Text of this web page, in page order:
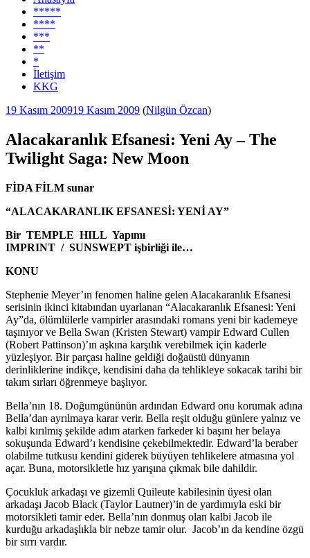
*****
****
***
**
*
İletişim
KKG
Yayım
19 Kasım 200919 Kasım 2009 (Nilgün Özcan)
Alacakaranlık Efsanesi: Yeni Ay – The
Twilight Saga: New Moon
FİDA FİLM sunar
“ALACAKARANLIK EFSANESİ: YENİ AY”
Bir TEMPLE HILL Yapımı
IMPRINT / SUNSWEPT işbirliği ile…
KONU
Stephenie Meyer’ın fenomen haline gelen Alacakaranlık Efsanesi
serisinin ikinci kitabından uyarlanan “Alacakaranlık Efsanesi: Yeni
Ay”da, ölümlülerle vampirler arasındaki romans yeni bir kademeye
taşınıyor ve Bella Swan (Kristen Stewart) vampir Edward Cullen
(Robert Pattinson)’ın aşkına karşılık verebilmek için kaderle
yüzleşiyor. Bir parçası haline geldiği doğaüstü dünyanın
derinliklerine indikçe, kendisini daha da tehlikleye sokacak tarihi bir
takım sırları öğrenmeye başlıyor.
Bella’nın 18. Doğumgününün ardından Edward onu korumak adına
Bella’dan ayrılmaya karar verir. Bella reşit olduğu günlere yalnız ve
kalbi kırılmış şekilde adım atarken farkeder ki başını her belaya
sokuşunda Edward’ı kendisine çekebilmektedir. Edward’la beraber
olabilme tutkusu kendini giderek büyüyen tehlikelere atmasına yol
açar. Buna, motorsikletle hız yarışına çıkmak bile dahildir.
Çocukluk arkadaşı ve gizemli Quileute kabilesinin üyesi olan
arkadaşı Jacob Black (Taylor Lautner)’in de yardımıyla eski bir
motorsikleti tamir eder. Bella’nın donmuş olan kalbi Jacob ile
kurduğu arkadaşlıkla bir nebze tamir olur. Jacob’ın da kendine özgü
bir sırrı vardır.